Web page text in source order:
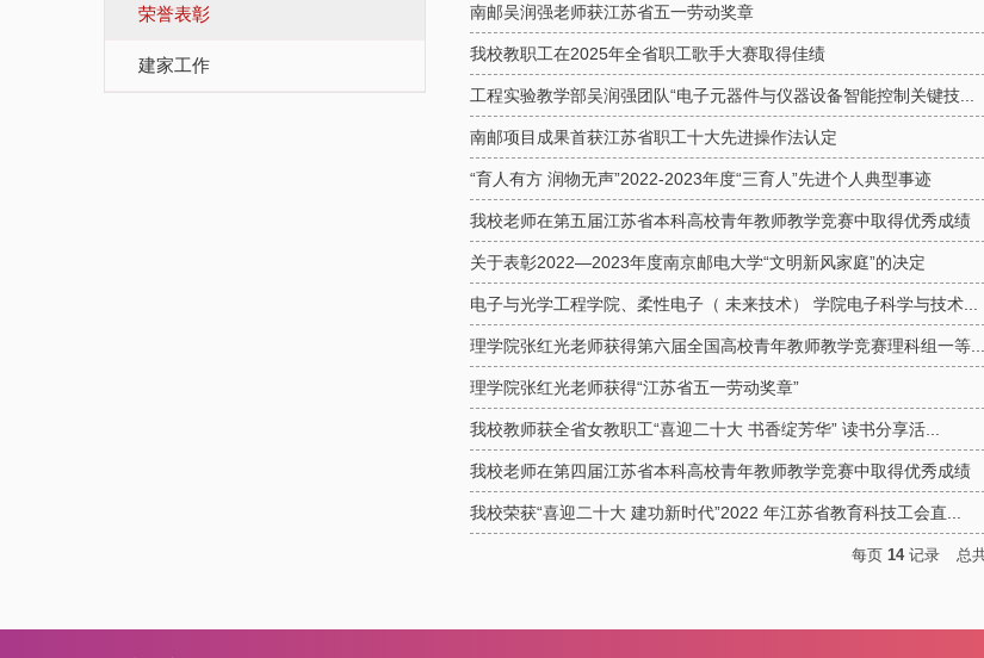
荣誉表彰
建家工作
南邮吴润强老师获江苏省五一劳动奖章
我校教职工在2025年全省职工歌手大赛取得佳绩
工程实验教学部吴润强团队“电子元器件与仪器设备智能控制关键技...
南邮项目成果首获江苏省职工十大先进操作法认定
“育人有方 润物无声”2022-2023年度“三育人”先进个人典型事迹
我校老师在第五届江苏省本科高校青年教师教学竞赛中取得优秀成绩
关于表彰2022—2023年度南京邮电大学“文明新风家庭”的决定
电子与光学工程学院、柔性电子（ 未来技术） 学院电子科学与技术...
理学院张红光老师获得第六届全国高校青年教师教学竞赛理科组一等...
理学院张红光老师获得“江苏省五一劳动奖章”
我校教师获全省女教职工“喜迎二十大 书香绽芳华” 读书分享活...
我校老师在第四届江苏省本科高校青年教师教学竞赛中取得优秀成绩
我校荣获“喜迎二十大 建功新时代”2022 年江苏省教育科技工会直...
每页 14记录 总